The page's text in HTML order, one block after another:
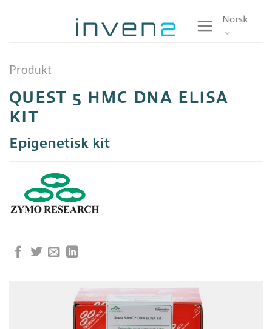
Norsk
Produkt
QUEST 5 HMC DNA ELISA
KIT
Epigenetisk kit